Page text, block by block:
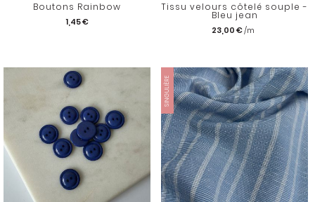
Boutons Rainbow
1,45 €
Tissu velours côtelé souple -
Bleu jean
23,00 €
SINGULIÈRE